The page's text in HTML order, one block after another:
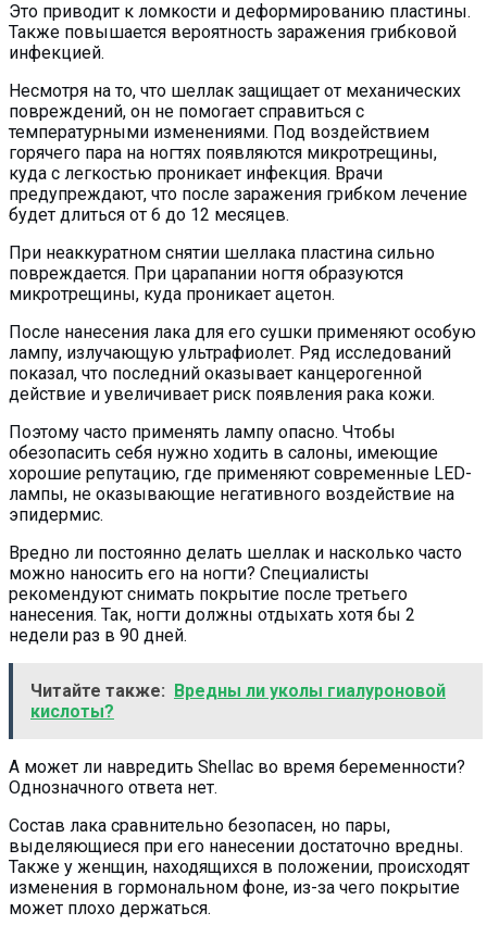
Это приводит к ломкости и деформированию пластины.
Также повышается вероятность заражения грибковой
инфекцией.
Несмотря на то, что шеллак защищает от механических
повреждений, он не помогает справиться с
температурными изменениями. Под воздействием
горячего пара на ногтях появляются микротрещины,
куда с легкостью проникает инфекция. Врачи
предупреждают, что после заражения грибком лечение
будет длиться от 6 до 12 месяцев.
При неаккуратном снятии шеллака пластина сильно
повреждается. При царапании ногтя образуются
микротрещины, куда проникает ацетон.
После нанесения лака для его сушки применяют особую
лампу, излучающую ультрафиолет. Ряд исследований
показал, что последний оказывает канцерогенной
действие и увеличивает риск появления рака кожи.
Поэтому часто применять лампу опасно. Чтобы
обезопасить себя нужно ходить в салоны, имеющие
хорошие репутацию, где применяют современные LED-
лампы, не оказывающие негативного воздействие на
эпидермис.
Вредно ли постоянно делать шеллак и насколько часто
можно наносить его на ногти? Специалисты
рекомендуют снимать покрытие после третьего
нанесения. Так, ногти должны отдыхать хотя бы 2
недели раз в 90 дней.
Читайте также:
Вредны ли уколы гиалуроновой
кислоты?
А может ли навредить Shellac во время беременности?
Однозначного ответа нет.
Состав лака сравнительно безопасен, но пары,
выделяющиеся при его нанесении достаточно вредны.
Также у женщин, находящихся в положении, происходят
изменения в гормональном фоне, из-за чего покрытие
может плохо держаться.